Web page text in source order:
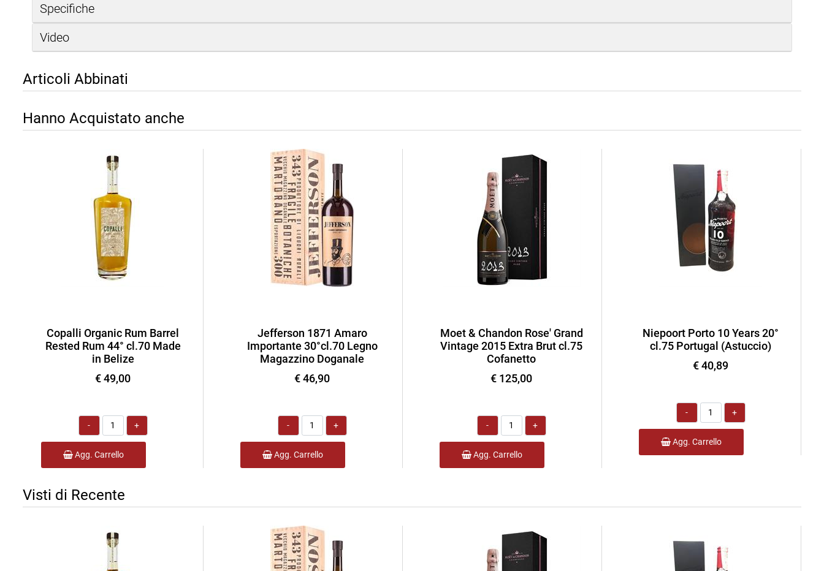
Specifiche
Video
Articoli Abbinati
Hanno Acquistato anche
Copalli Organic Rum Barrel
Rested Rum 44° cl.70 Made
in Belize
€ 49,00
Quantità
Agg. Carrello
Jefferson 1871 Amaro
Importante 30°cl.70 Legno
Magazzino Doganale
€ 46,90
Quantità
Agg. Carrello
Moet & Chandon Rose' Grand
Vintage 2015 Extra Brut cl.75
Cofanetto
€ 125,00
Quantità
Agg. Carrello
Niepoort Porto 10 Years 20°
cl.75 Portugal (Astuccio)
€ 40,89
Quantità
Agg. Carrello
Visti di Recente